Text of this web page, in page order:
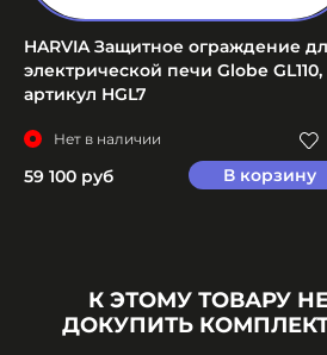
HARVIA Защитное ограждение
электрической печи Globe GL110,
артикул HGL7
Нет в наличии
59 100 руб В корзину
К ЭТОМУ ТОВАРУ
ДОКУПИТЬ